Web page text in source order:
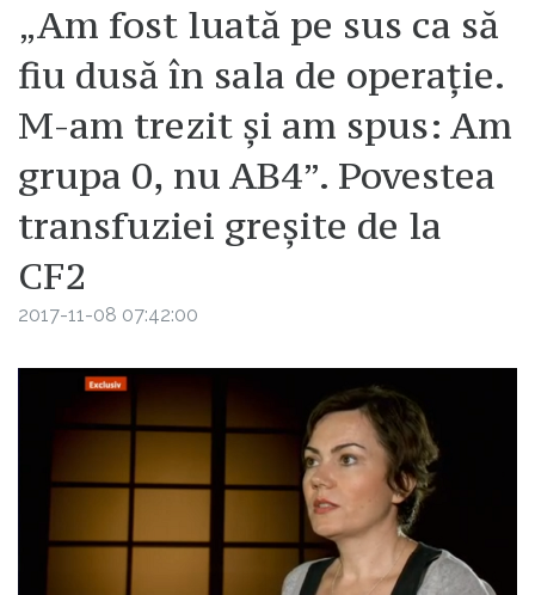
„Am fost luată pe sus ca să
fiu dusă în sala de operație.
M-am trezit și am spus: Am
grupa 0, nu AB4”. Povestea
transfuziei greșite de la
CF2
2017-11-08 07:42:00